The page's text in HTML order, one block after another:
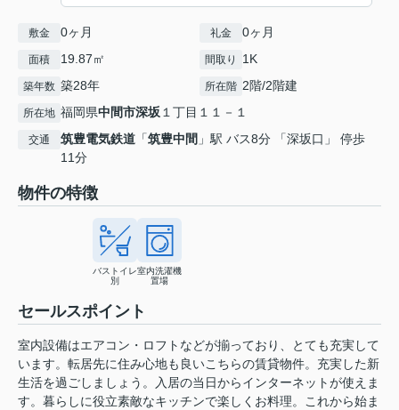
敷金 0ヶ月 礼金 0ヶ月
面積 19.87㎡ 間取り 1K
築年数 築28年 所在階 2階/2階建
所在地 福岡県中間市深坂１丁目１１－１
交通 筑豊電気鉄道 「筑豊中間 」駅 バス8分 「深坂口」 停歩
11分
物件の特徴
バストイレ
別
室内洗濯機
置場
セールスポイント
室内設備はエアコン・ロフトなどが揃っており、とても充実して
います。転居先に住み心地も良いこちらの賃貸物件。充実した新
生活を過ごしましょう。入居の当日からインターネットが使えま
す。暮らしに役立素敵なキッチンで楽しくお料理。これから始ま